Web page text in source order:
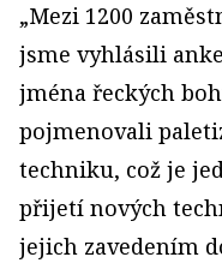
„Mezi 1200
jsme vyhlásili
jména řeckých
pojmenovali
techniku, což je
přijetí nových
jejich zavedením